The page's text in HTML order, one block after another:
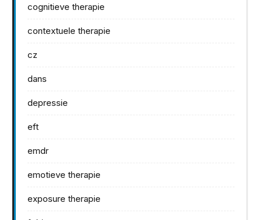
cognitieve therapie
contextuele therapie
cz
dans
depressie
eft
emdr
emotieve therapie
exposure therapie